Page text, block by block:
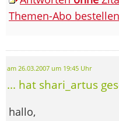
Themen-Abo bestellen
am 26.03.2007 um 19:45 Uhr
... hat shari_artus
hallo,